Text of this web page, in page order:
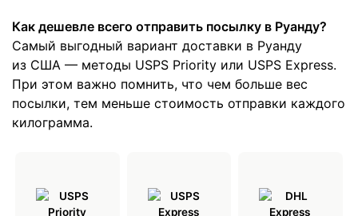
Как дешевле всего отправить посылку в Руанду?
Самый выгодный вариант доставки в Руанду
из США — методы USPS Priority или USPS Express.
При этом важно помнить, что чем больше вес
посылки, тем меньше стоимость отправки каждого
килограмма.